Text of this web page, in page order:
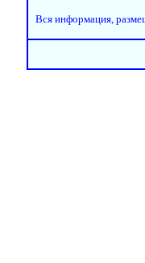
Вся информация,